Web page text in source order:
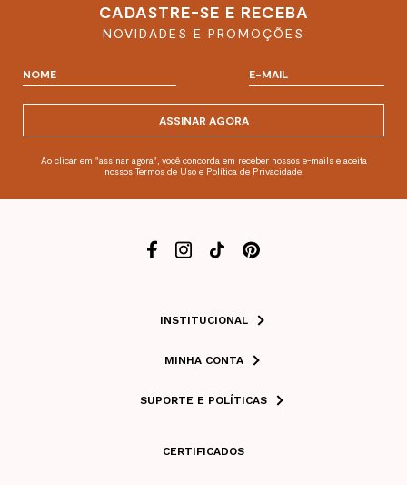
CADASTRE-SE E RECEBA
NOVIDADES E PROMOÇÕES
ASSINAR AGORA
Ao clicar em "assinar agora", você concorda em receber nossos e-mails e aceita
nossos Termos de Uso e Política de Privacidade.
INSTITUCIONAL
MINHA CONTA
SUPORTE E POLÍTICAS
CERTIFICADOS